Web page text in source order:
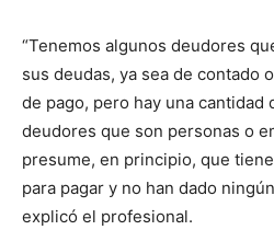
“Tenemos algunos deudores
sus deudas, ya sea de contado
de pago, pero hay una cantidad
deudores que son personas o
presume, en principio, que
para pagar y no han dado
explicó el profesional.